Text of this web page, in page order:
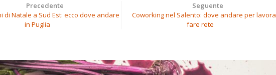
Precedente
di Natale a Sud Est: ecco dove andare
in Puglia
Seguente
Coworking nel Salento: dove andare per
fare rete